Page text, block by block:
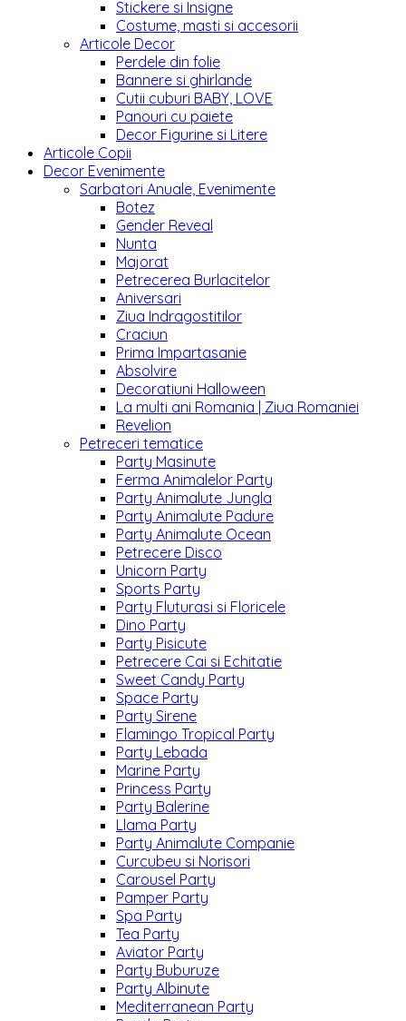
Stickere si Insigne
Costume, masti si accesorii
Articole Decor
Perdele din folie
Bannere si ghirlande
Cutii cuburi BABY, LOVE
Panouri cu paiete
Decor Figurine si Litere
Articole Copii
Decor Evenimente
Sarbatori Anuale, Evenimente
Botez
Gender Reveal
Nunta
Majorat
Petrecerea Burlacitelor
Aniversari
Ziua Indragostitilor
Craciun
Prima Impartasanie
Absolvire
Decoratiuni Halloween
La multi ani Romania | Ziua Romaniei
Revelion
Petreceri tematice
Party Masinute
Ferma Animalelor Party
Party Animalute Jungla
Party Animalute Padure
Party Animalute Ocean
Petrecere Disco
Unicorn Party
Sports Party
Party Fluturasi si Floricele
Dino Party
Party Pisicute
Petrecere Cai si Echitatie
Sweet Candy Party
Space Party
Party Sirene
Flamingo Tropical Party
Party Lebada
Marine Party
Princess Party
Party Balerine
Llama Party
Party Animalute Companie
Curcubeu si Norisori
Carousel Party
Pamper Party
Spa Party
Tea Party
Aviator Party
Party Buburuze
Party Albinute
Mediterranean Party